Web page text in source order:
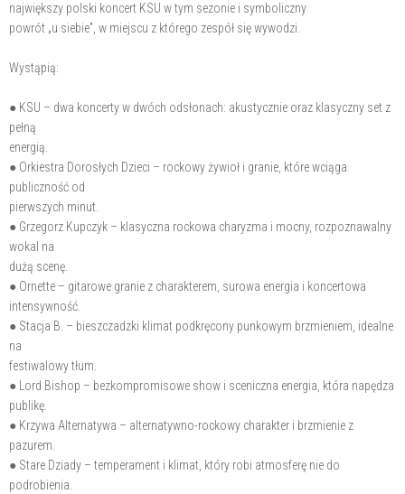
największy polski koncert KSU w tym sezonie i symboliczny
powrót „u siebie”, w miejscu z którego zespół się wywodzi.
Wystąpią:
● KSU – dwa koncerty w dwóch odsłonach: akustycznie oraz klasyczny set z
pełną
energią.
● Orkiestra Dorosłych Dzieci – rockowy żywioł i granie, które wciąga
publiczność od
pierwszych minut.
● Grzegorz Kupczyk – klasyczna rockowa charyzma i mocny, rozpoznawalny
wokal na
dużą scenę.
● Ornette – gitarowe granie z charakterem, surowa energia i koncertowa
intensywność.
● Stacja B. – bieszczadzki klimat podkręcony punkowym brzmieniem, idealne
na
festiwalowy tłum.
● Lord Bishop – bezkompromisowe show i sceniczna energia, która napędza
publikę.
● Krzywa Alternatywa – alternatywno-rockowy charakter i brzmienie z
pazurem.
● Stare Dziady – temperament i klimat, który robi atmosferę nie do
podrobienia.